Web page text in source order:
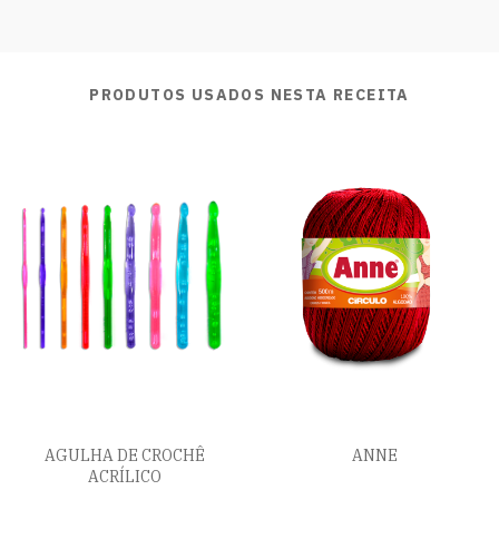
PRODUTOS USADOS NESTA RECEITA
AGULHA DE CROCHÊ
ACRÍLICO
ANNE